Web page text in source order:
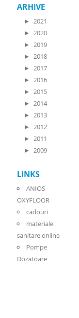
ARHIVE
► 2021
► 2020
► 2019
► 2018
► 2017
► 2016
► 2015
► 2014
► 2013
► 2012
► 2011
► 2009
LINKS
ANIOS
OXYFLOOR
cadouri
materiale
sanitare online
Pompe
Dozatoare